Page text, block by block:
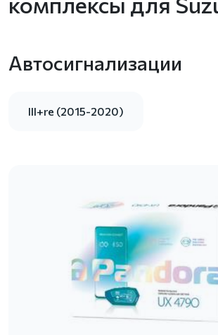
Автосигнализации
III+re (2015-2020)